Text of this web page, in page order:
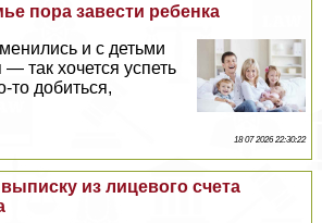
пора завести ребенка
и с детьми
так хочется успеть
то добиться,
18 07 2026 22:30:22
из лицевого счета